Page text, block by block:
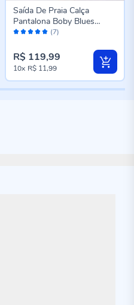
Avaliação: (7)
Saída De Praia Calça
Pantalona Boby Blues
Branco
R$ 119,99
10x R$ 11,99